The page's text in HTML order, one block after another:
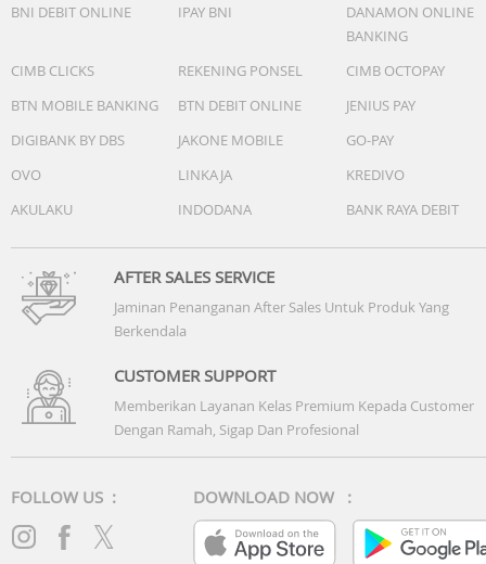
BNI DEBIT ONLINE
IPAY BNI
DANAMON ONLINE
BANKING
CIMB CLICKS
REKENING PONSEL
CIMB OCTOPAY
BTN MOBILE BANKING
BTN DEBIT ONLINE
JENIUS PAY
DIGIBANK BY DBS
JAKONE MOBILE
GO-PAY
OVO
LINKAJA
KREDIVO
AKULAKU
INDODANA BANK RAYA DEBIT
AFTER SALES SERVICE
Jaminan Penanganan After Sales Untuk Produk Yang
Berkendala
CUSTOMER SUPPORT
Memberikan Layanan Kelas Premium Kepada Customer
Dengan Ramah, Sigap Dan Profesional
FOLLOW US : DOWNLOAD NOW :